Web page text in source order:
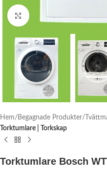
Click to enlarge
Hem Begagnade Produkter
Torktumlare | Torkskap
Torktumlare Bosch